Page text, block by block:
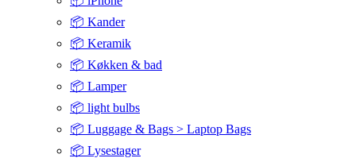
📦 Kander
📦 Keramik
📦 Køkken & bad
📦 Lamper
📦 light bulbs
📦 Luggage & Bags > Laptop Bags
📦 Lysestager